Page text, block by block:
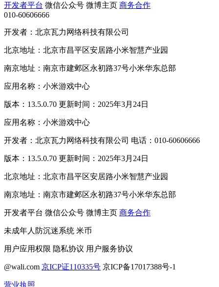
开发者平台 微信公众号 微博主页 商务合作
010-60606666
开发者：北京瓦力网络科技有限公司
北京地址：北京市昌平区安居路小米智慧产业园
南京地址：南京市建邺区永初路37号小米华东总部
应用名称：小米游戏中心
版本：13.5.0.70 更新时间：2025年3月24日
应用名称：小米游戏中心
开发者：北京瓦力网络科技有限公司 电话：010-60606666
版本：13.5.0.70 更新时间：2025年3月24日
北京地址：北京市昌平区安居路小米智慧产业园
南京地址：南京市建邺区永初路37号小米华东总部
开发者平台 微信公众号 微博主页 商务合作
未成年人防沉迷系统 米币
用户应用权限 隐私协议 用户服务协议
@wali.com 京ICP证110335号 京ICP备17017388号-1
营业执照